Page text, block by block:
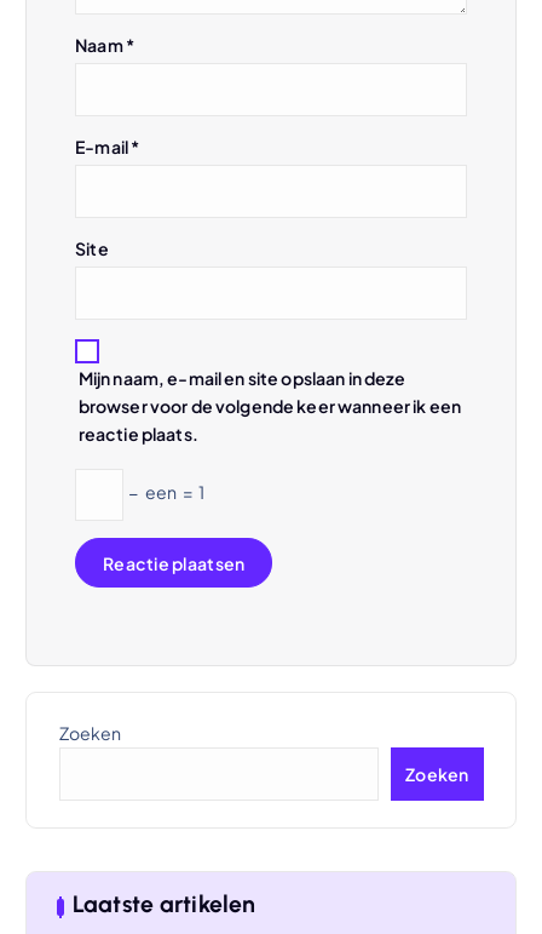
Naam*
E-mail*
Site
Mijn naam, e-mail en site opslaan in deze
browser voor de volgende keer wanneer ik een
reactie plaats.
− een = 1
Zoeken
Zoeken
Laatste artikelen